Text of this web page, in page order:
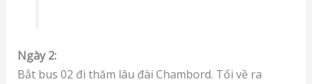
Ngày 2:
Bắt bus 02 đi thăm lâu đài Chambord. Tối về ra